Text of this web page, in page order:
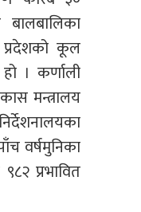
कूल
। कर्णाली
मन्त्रालय
वर्षमुनिका
प्रभावित